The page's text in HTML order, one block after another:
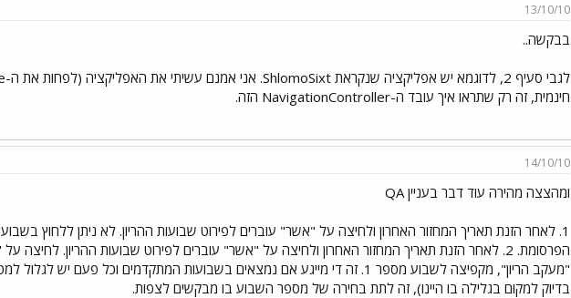
13/10/10
בבקשה..
חינמית, זה רק שתראו איך עובד ה-NavigationController הזה.
14/10/10
ומהצצה מהירה עוד דבר בעניין QA
הפרסומת. 2. לאחר הזנת תאריך המחזור האחרון ולחיצה על "אשר" עוברים לפירוט שבועות ההריון.
"מעקב הריון", מקפיצה לשבוע מספר 1. זה די מייגע אם נמצאים בשבועות המתקדמים וכל
בדיוק למקום בגלילה בו היינו), זה לתת בחירה של מספר השבוע בו מבקשים לצפות.